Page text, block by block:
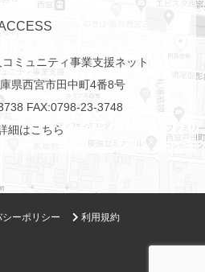
ミュニティ事業支援ネット
県西宮市田中町4番8号
FAX:0798-23-3748
細はこちら
シーポリシー
利用規約